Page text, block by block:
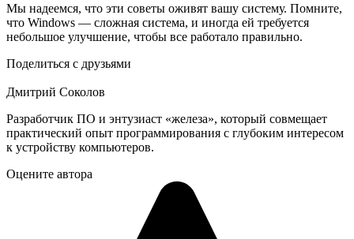
Мы надеемся, что эти советы оживят вашу систему. Помните,
что Windows — сложная система, и иногда ей требуется
небольшое улучшение, чтобы все работало правильно.
Поделиться с друзьями
Дмитрий Соколов
Разработчик ПО и энтузиаст «железа», который совмещает
практический опыт программирования с глубоким интересом
к устройству компьютеров.
Оцените автора